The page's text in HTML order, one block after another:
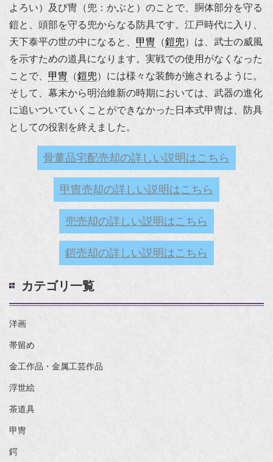
よろい）及び冑（兜：かぶと）のことで、胴体部分を守る
鎧と、頭部を守る兜からなる防具です。江戸時代に入り、
天下泰平の世の中になると、 甲冑 （鎧兜）は、武士の威風
を示すための道具になります。実戦での使用がなくなった
ことで、 甲冑 （鎧兜）には様々な装飾が施されるように。
そして、幕末から明治維新の時期においては、武器の進化
に追いついていくことができなかった日本式甲冑は、防具
としての役割を終えました。
骨董品宅配売却の詳しい説明はこちら
甲冑売却の詳しい説明はこちら
兜売却の詳しい説明はこちら
鎧売却の詳しい説明はこちら
カテゴリ一覧
洋画
帯留め
金工作品・金属工芸作品
浮世絵
茶道具
甲冑
鍔